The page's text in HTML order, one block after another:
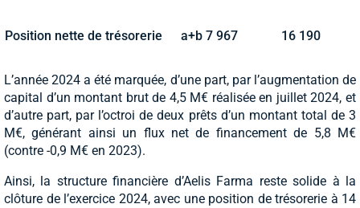
Position nette de trésorerie a+b 7 967 16 190
L’année 2024 a été marquée, d’une part, par l’augmentation de
capital d’un montant brut de 4,5 M€ réalisée en juillet 2024, et
d’autre part, par l’octroi de deux prêts d’un montant total de 3
M€, générant ainsi un flux net de financement de 5,8 M€
(contre -0,9 M€ en 2023).
Ainsi, la structure financière d’Aelis Farma reste solide à la
clôture de l’exercice 2024, avec une position de trésorerie à 14